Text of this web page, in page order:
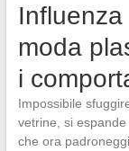
moda
i
Impossibile
vetrine, si
che ora